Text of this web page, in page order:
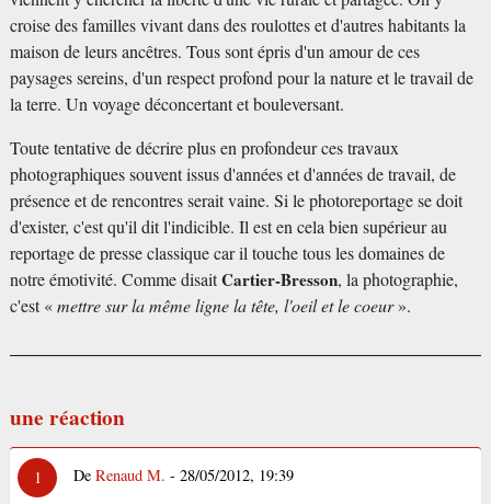
croise des familles vivant dans des roulottes et d'autres habitants la
maison de leurs ancêtres. Tous sont épris d'un amour de ces
paysages sereins, d'un respect profond pour la nature et le travail de
la terre. Un voyage déconcertant et bouleversant.
Toute tentative de décrire plus en profondeur ces travaux
photographiques souvent issus d'années et d'années de travail, de
présence et de rencontres serait vaine. Si le photoreportage se doit
d'exister, c'est qu'il dit l'indicible. Il est en cela bien supérieur au
reportage de presse classique car il touche tous les domaines de
notre émotivité. Comme disaitCartier-Bresson, la photographie,
c'est «mettre sur la même ligne la tête, l'oeil et le coeur».
une réaction
1 De Renaud M. - 28/05/2012, 19:39